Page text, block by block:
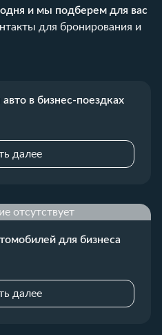
и мы подберем для вас
для бронирования и
в бизнес-поездках
далее
отсутствует
для бизнеса
далее